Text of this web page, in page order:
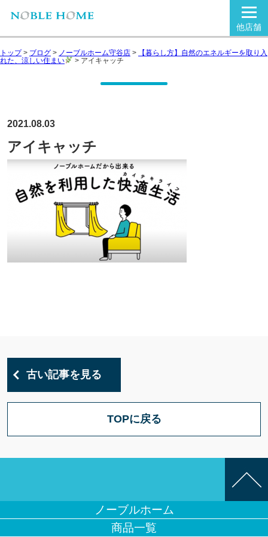
他店舗
トップ> ブログ > ノーブルホーム守谷店 >
【暮らし方】自然のエネルギーを取り入
れた、涼しい住まい
> アイキャッチ
2021.08.03
アイキャッチ
古い記事を見る
TOPに戻る
ノーブルホーム
商品一覧